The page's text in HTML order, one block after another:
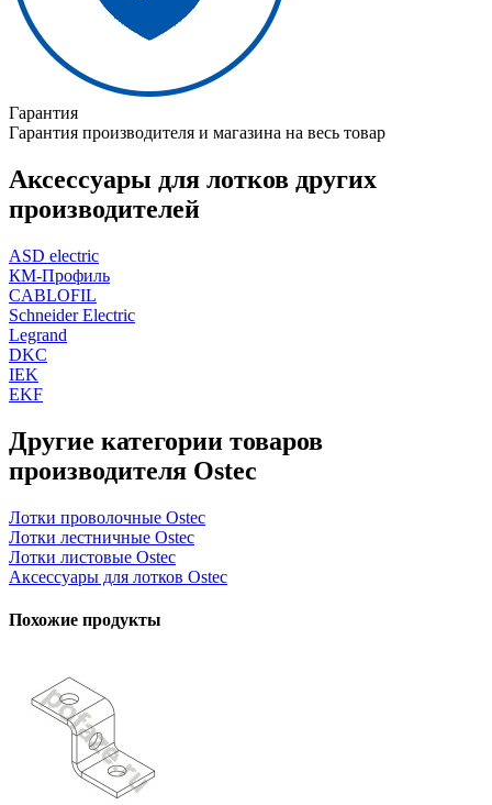
Гарантия
Гарантия производителя и магазина на весь товар
Аксессуары для лотков других
производителей
ASD electric
КМ-Профиль
CABLOFIL
Schneider Electric
Legrand
DKC
IEK
EKF
Другие категории товаров
производителя Ostec
Лотки проволочные Ostec
Лотки лестничные Ostec
Лотки листовые Ostec
Аксессуары для лотков Ostec
Похожие продукты